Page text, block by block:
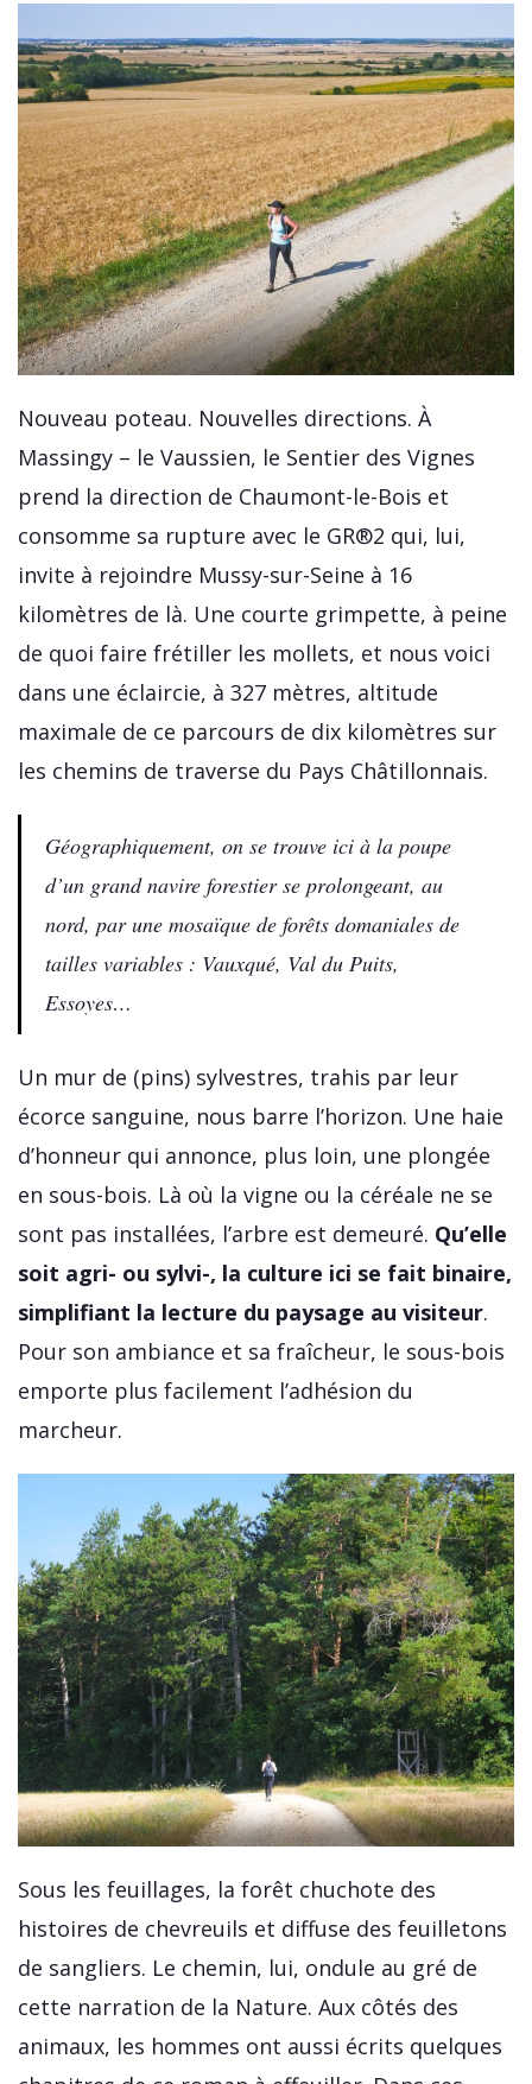
Nouveau poteau. Nouvelles directions. À
Massingy – le Vaussien, le Sentier des Vignes
prend la direction de Chaumont-le-Bois et
consomme sa rupture avec le GR®2 qui, lui,
invite à rejoindre Mussy-sur-Seine à 16
kilomètres de là. Une courte grimpette, à peine
de quoi faire frétiller les mollets, et nous voici
dans une éclaircie, à 327 mètres, altitude
maximale de ce parcours de dix kilomètres sur
les chemins de traverse du Pays Châtillonnais.
Géographiquement, on se trouve ici à la poupe
d’un grand navire forestier se prolongeant, au
nord, par une mosaïque de forêts domaniales de
tailles variables : Vauxqué, Val du Puits,
Essoyes…
Un mur de (pins) sylvestres, trahis par leur
écorce sanguine, nous barre l’horizon. Une haie
d’honneur qui annonce, plus loin, une plongée
en sous-bois. Là où la vigne ou la céréale ne se
sont pas installées, l’arbre est demeuré. Qu’elle
soit agri- ou sylvi-, la culture ici se fait binaire,
simplifiant la lecture du paysage au visiteur.
Pour son ambiance et sa fraîcheur, le sous-bois
emporte plus facilement l’adhésion du
marcheur.
Sous les feuillages, la forêt chuchote des
histoires de chevreuils et diffuse des feuilletons
de sangliers. Le chemin, lui, ondule au gré de
cette narration de la Nature. Aux côtés des
animaux, les hommes ont aussi écrits quelques